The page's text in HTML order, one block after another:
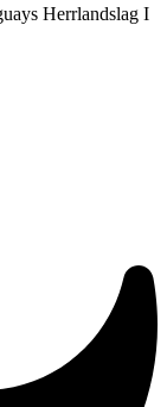
Herrlandslag I